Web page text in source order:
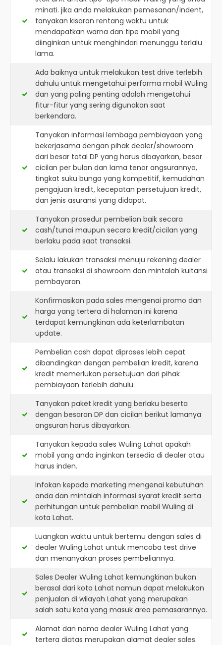
minati. jika anda melakukan pemesanan/indent,
tanyakan kisaran rentang waktu untuk
mendapatkan warna dan tipe mobil yang
diinginkan untuk menghindari menunggu terlalu
lama.
Ada baiknya untuk melakukan test drive terlebih
dahulu untuk mengetahui performa mobil Wuling
dan yang paling penting adalah mengetahui
fitur-fitur yang sering digunakan saat
berkendara.
Tanyakan informasi lembaga pembiayaan yang
bekerjasama dengan pihak dealer/showroom
dari besar total DP yang harus dibayarkan, besar
cicilan per bulan dan lama tenor angsurannya,
tingkat suku bunga yang kompetitif, kemudahan
pengajuan kredit, kecepatan persetujuan kredit,
dan jenis asuransi yang didapat.
Tanyakan prosedur pembelian baik secara
cash/tunai maupun secara kredit/cicilan yang
berlaku pada saat transaksi.
Selalu lakukan transaksi menuju rekening dealer
atau transaksi di showroom dan mintalah kuitansi
pembayaran.
Konfirmasikan pada sales mengenai promo dan
harga yang tertera di halaman ini karena
terdapat kemungkinan ada keterlambatan
update.
Pembelian cash dapat diproses lebih cepat
dibandingkan dengan pembelian kredit, karena
kredit memerlukan persetujuan dari pihak
pembiayaan terlebih dahulu.
Tanyakan paket kredit yang berlaku beserta
dengan besaran DP dan cicilan berikut lamanya
angsuran harus dibayarkan.
Tanyakan kepada sales Wuling Lahat apakah
mobil yang anda inginkan tersedia di dealer atau
harus inden.
Infokan kepada marketing mengenai kebutuhan
anda dan mintalah informasi syarat kredit serta
perhitungan untuk pembelian mobil Wuling di
kota Lahat.
Luangkan waktu untuk bertemu dengan sales di
dealer Wuling Lahat untuk mencoba test drive
dan menanyakan proses pembeliannya.
Sales Dealer Wuling Lahat kemungkinan bukan
berasal dari kota Lahat namun dapat melakukan
penjualan di wilayah Lahat yang merupakan
salah satu kota yang masuk area pemasarannya.
Alamat dan nama dealer Wuling Lahat yang
tertera diatas merupakan alamat dealer sales.